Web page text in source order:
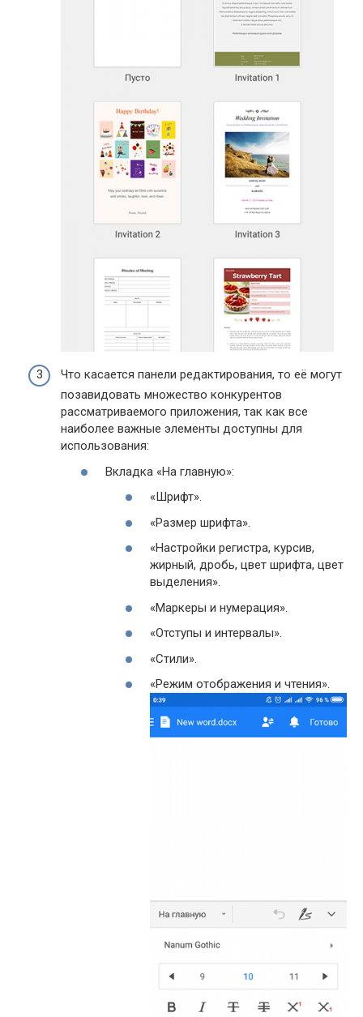
Что касается панели редактирования, то её могут
позавидовать множество конкурентов
рассматриваемого приложения, так как все
наиболее важные элементы доступны для
использования:
Вкладка «На главную»:
«Шрифт».
«Размер шрифта».
«Настройки регистра, курсив,
жирный, дробь, цвет шрифта, цвет
выделения».
«Маркеры и нумерация».
«Отступы и интервалы».
«Стили».
«Режим отображения и чтения».